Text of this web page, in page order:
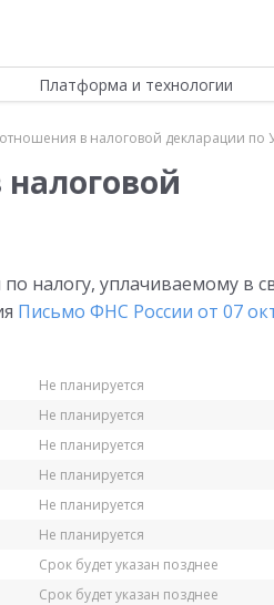
Платформа и технологии
в налоговой декларации по
налогу, уплачиваемому в
Письмо ФНС России от 07
Не планируется
Не планируется
Не планируется
Не планируется
Не планируется
Не планируется
Срок будет указан позднее
Срок будет указан позднее